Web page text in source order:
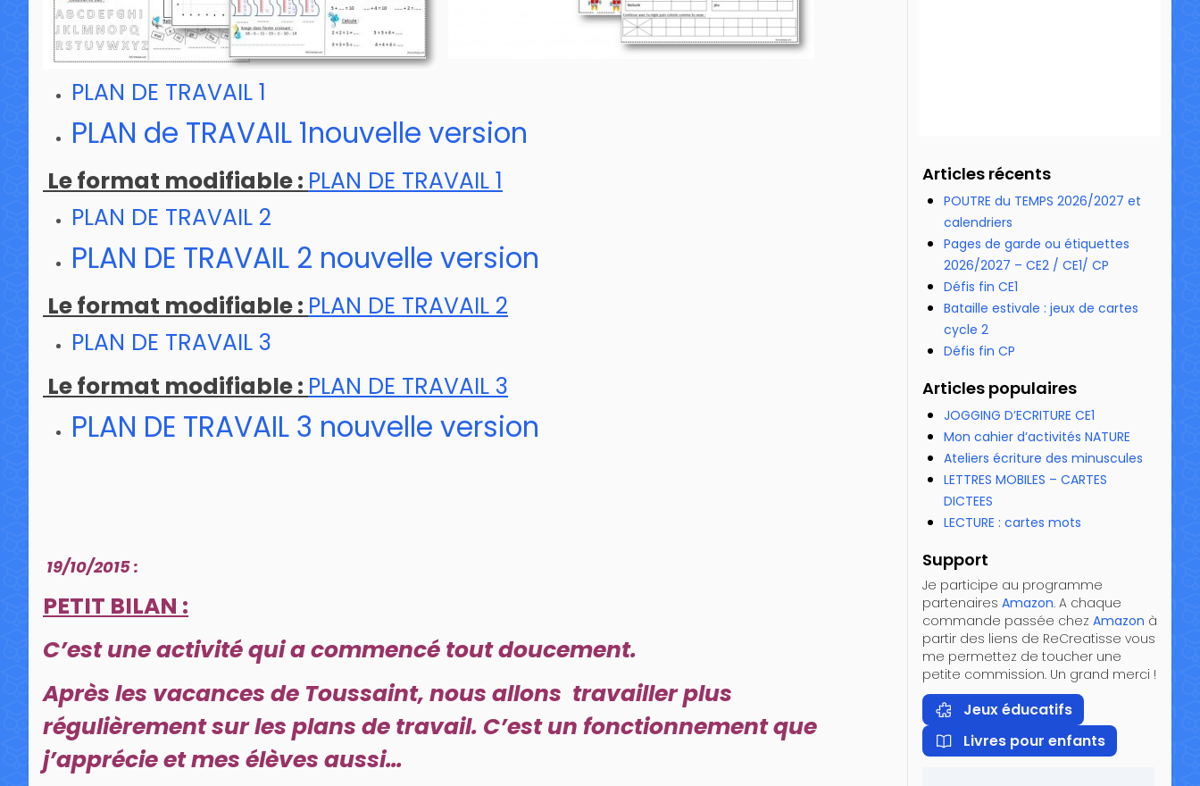
PLAN DE TRAVAIL 1
PLAN de TRAVAIL 1nouvelle version
Le format modifiable : PLAN DE TRAVAIL 1
PLAN DE TRAVAIL 2
PLAN DE TRAVAIL 2 nouvelle version
Le format modifiable : PLAN DE TRAVAIL 2
PLAN DE TRAVAIL 3
Le format modifiable : PLAN DE TRAVAIL 3
PLAN DE TRAVAIL 3 nouvelle version
19/10/2015 :
PETIT BILAN :
C’est une activité qui a commencé tout doucement.
Après les vacances de Toussaint, nous allons travailler plus
régulièrement sur les plans de travail. C’est un fonctionnement que
j’apprécie et mes élèves aussi…
Articles récents
POUTRE du TEMPS 2026/2027 et
calendriers
Pages de garde ou étiquettes
2026/2027 – CE2 / CE1/ CP
Défis fin CE1
Bataille estivale : jeux de cartes
cycle 2
Défis fin CP
Articles populaires
JOGGING D’ECRITURE CE1
Mon cahier d’activités NATURE
Ateliers écriture des minuscules
LETTRES MOBILES – CARTES
DICTEES
LECTURE : cartes mots
Support
Je participe au programme
partenaires Amazon. A chaque
commande passée chez Amazon à
partir des liens de ReCreatisse vous
me permettez de toucher une
petite commission. Un grand merci !
Jeux éducatifs
Livres pour enfants